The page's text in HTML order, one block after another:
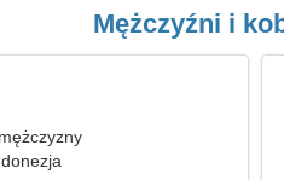
Mężczyźni i